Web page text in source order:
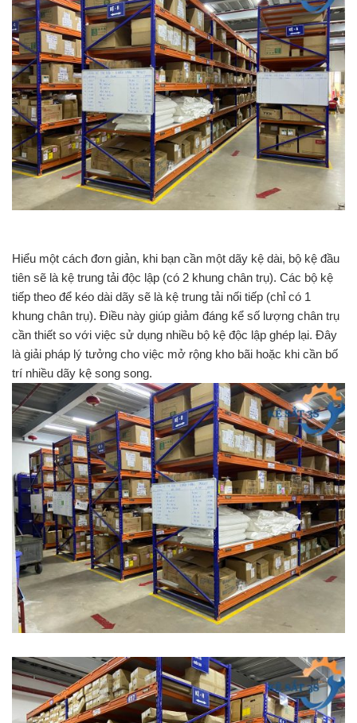
Hiểu một cách đơn giản, khi bạn cần một dãy kệ dài, bộ kệ đầu
tiên sẽ là kệ trung tải độc lập (có 2 khung chân trụ). Các bộ kệ
tiếp theo để kéo dài dãy sẽ là kệ trung tải nối tiếp (chỉ có 1
khung chân trụ). Điều này giúp giảm đáng kể số lượng chân trụ
cần thiết so với việc sử dụng nhiều bộ kệ độc lập ghép lại. Đây
là giải pháp lý tưởng cho việc mở rộng kho bãi hoặc khi cần bố
trí nhiều dãy kệ song song.